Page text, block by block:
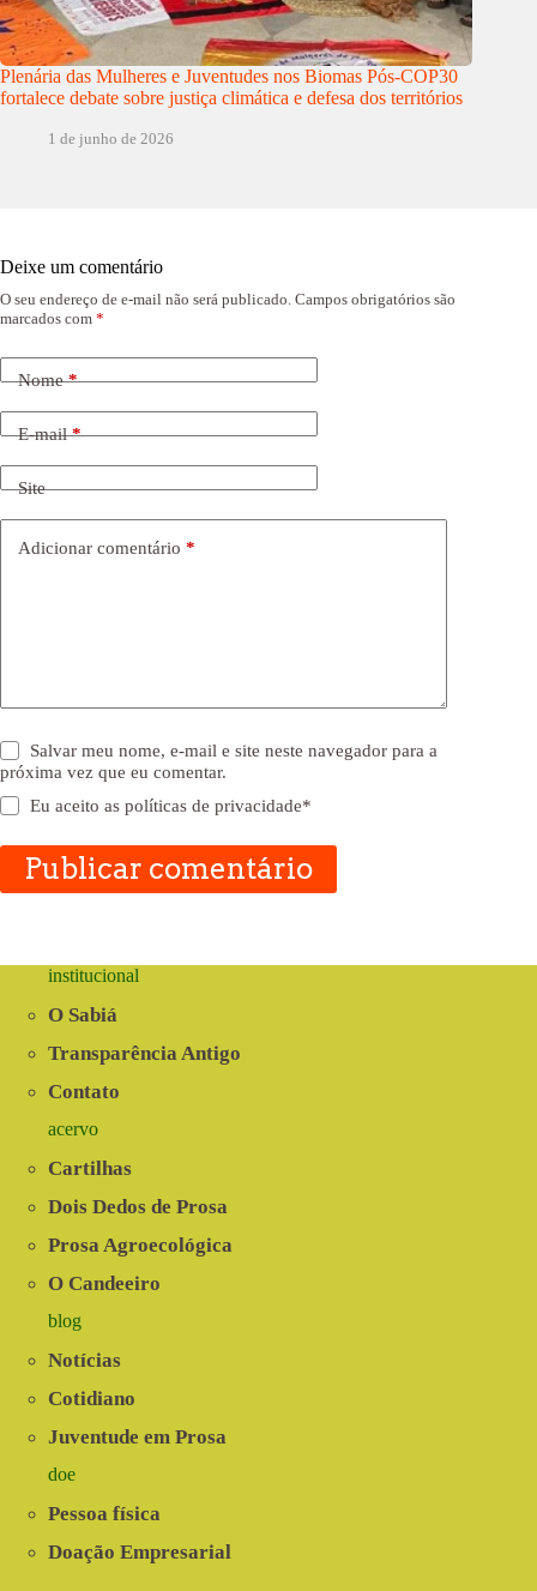
Plenária das Mulheres e Juventudes nos Biomas Pós-COP30
fortalece debate sobre justiça climática e defesa dos territórios
1 de junho de 2026
Deixe um comentário
O seu endereço de e-mail não será publicado. Campos obrigatórios são
marcados com *
Nome*
E-mail*
Site
Adicionar comentário *
Salvar meu nome, e-mail e site neste navegador para a
próxima vez que eu comentar.
Eu aceito aspolíticas de privacidade*
Publicar comentário
institucional
O Sabiá
Transparência Antigo
Contato
acervo
Cartilhas
Dois Dedos de Prosa
Prosa Agroecológica
O Candeeiro
blog
Notícias
Cotidiano
Juventude em Prosa
doe
Pessoa física
Doação Empresarial